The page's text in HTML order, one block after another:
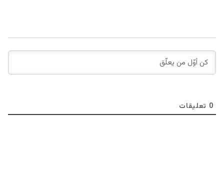
0 تعليقات